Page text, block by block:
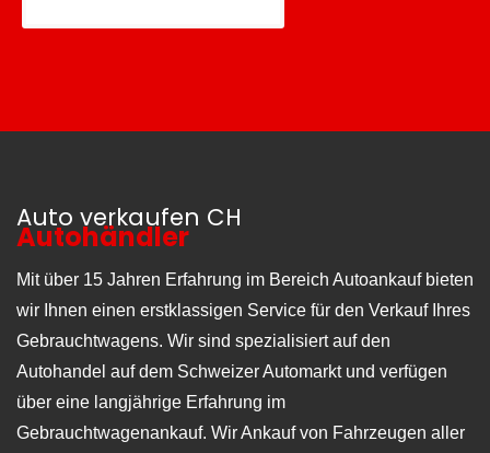
Auto verkaufen CH
Autohändler
Mit über 15 Jahren Erfahrung im Bereich Autoankauf bieten
wir Ihnen einen erstklassigen Service für den Verkauf Ihres
Gebrauchtwagens. Wir sind spezialisiert auf den
Autohandel auf dem Schweizer Automarkt und verfügen
über eine langjährige Erfahrung im
Gebrauchtwagenankauf. Wir Ankauf von Fahrzeugen aller